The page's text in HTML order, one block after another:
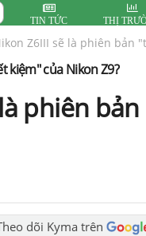
TIN TỨC THỊ
Z6III sẽ là phiên bản
kiệm" của Nikon Z9?
phiên
dõi Kyma trên